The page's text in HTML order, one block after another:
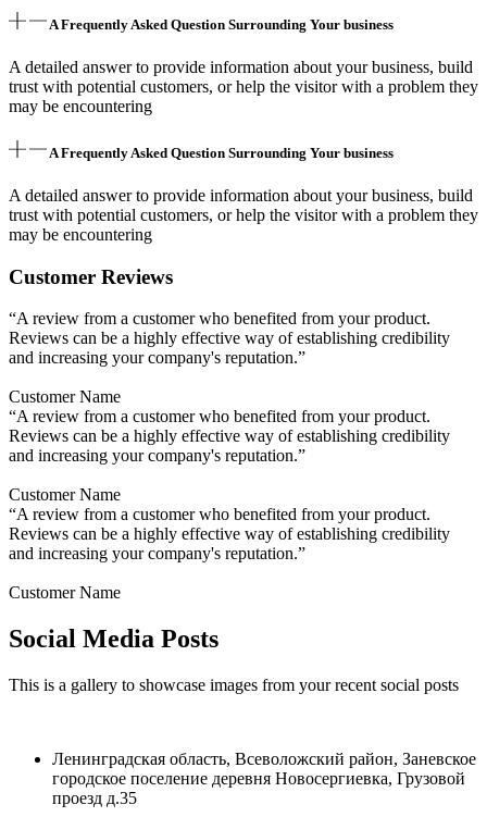
A Frequently Asked Question Surrounding Your business
A detailed answer to provide information about your business, build
trust with potential customers, or help the visitor with a problem they
may be encountering
A Frequently Asked Question Surrounding Your business
A detailed answer to provide information about your business, build
trust with potential customers, or help the visitor with a problem they
may be encountering
Customer Reviews
“A review from a customer who benefited from your product.
Reviews can be a highly effective way of establishing credibility
and increasing your company's reputation.”
Customer Name
“A review from a customer who benefited from your product.
Reviews can be a highly effective way of establishing credibility
and increasing your company's reputation.”
Customer Name
“A review from a customer who benefited from your product.
Reviews can be a highly effective way of establishing credibility
and increasing your company's reputation.”
Customer Name
Social Media Posts
This is a gallery to showcase images from your recent social posts
Ленинградская область, Всеволожский район, Заневское
городское поселение деревня Новосергиевка, Грузовой
проезд д.35